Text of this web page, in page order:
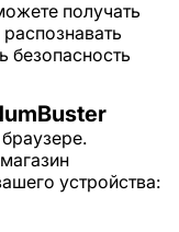
получать
безопасность
браузере.
устройства: